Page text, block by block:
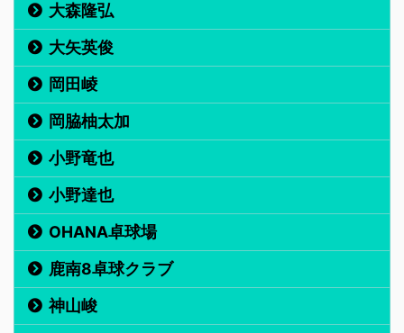
大森隆弘
大矢英俊
岡田崚
岡脇柚太加
小野竜也
小野達也
OHANA卓球場
鹿南8卓球クラブ
神山峻